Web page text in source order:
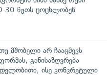
30 წუთს ცოცხლობენ
მშობელი არ ჩააცმევს
განისაზღვრება
ისე კონკრეტული